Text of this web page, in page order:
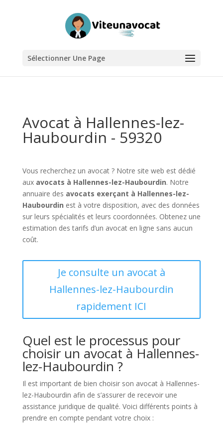
Sélectionner Une Page
Avocat à Hallennes-lez-
Haubourdin - 59320
Vous recherchez un avocat ? Notre site web est dédié
aux avocats à Hallennes-lez-Haubourdin. Notre
annuaire des avocats exerçant à Hallennes-lez-
Haubourdin est à votre disposition, avec des données
sur leurs spécialités et leurs coordonnées. Obtenez une
estimation des tarifs d’un avocat en ligne sans aucun
coût.
Je consulte un avocat à
Hallennes-lez-Haubourdin
rapidement ICI
Quel est le processus pour
choisir un avocat à Hallennes-
lez-Haubourdin ?
Il est important de bien choisir son avocat à Hallennes-
lez-Haubourdin afin de s’assurer de recevoir une
assistance juridique de qualité. Voici différents points à
prendre en compte pendant votre choix :